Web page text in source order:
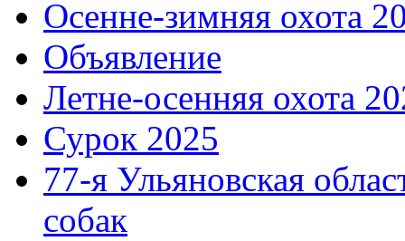
Осенне-зимняя охота
Объявление
Летне-осенняя охота
Сурок 2025
77-я Ульяновская
собак